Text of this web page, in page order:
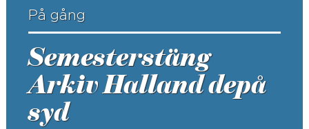
På gång
Semesterstäng
Arkiv Halland depå
syd